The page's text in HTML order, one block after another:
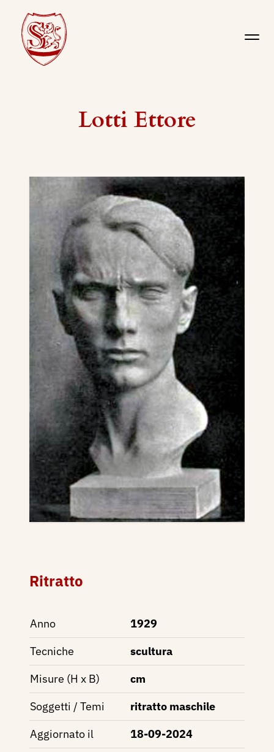
Lotti Ettore
Ritratto
Anno
1929
Tecniche
scultura
Misure (H x B)
cm
Soggetti / Temi
ritratto maschile
Aggiornato il
18-09-2024